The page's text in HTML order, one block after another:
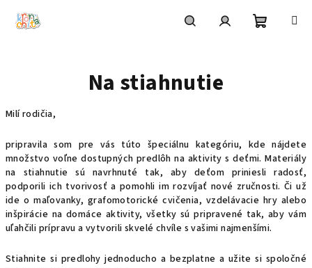
Na stiahnutie
Milí rodičia,
pripravila som pre vás túto špeciálnu kategóriu, kde nájdete
množstvo voľne dostupných predlôh na aktivity s deťmi. Materiály
na stiahnutie sú navrhnuté tak, aby deťom priniesli radosť,
podporili ich tvorivosť a pomohli im rozvíjať nové zručnosti. Či už
ide o maľovanky, grafomotorické cvičenia, vzdelávacie hry alebo
inšpirácie na domáce aktivity, všetky sú pripravené tak, aby vám
uľahčili prípravu a vytvorili skvelé chvíle s vašimi najmenšími.
Stiahnite si predlohy jednoducho a bezplatne a užite si spoločné